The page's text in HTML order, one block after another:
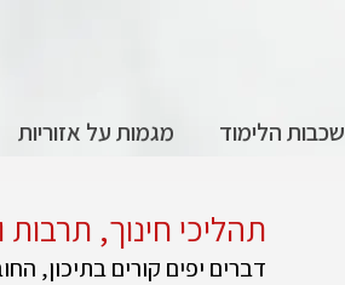
שכבות הלימוד מגמות על אזוריות
תהליכי חינוך, תרבות
דברים יפים קורים בתיכון,